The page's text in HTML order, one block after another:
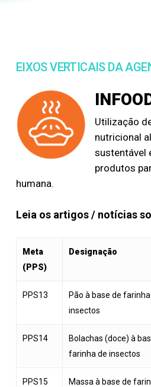
EIXOS VERTICAIS DA
Utilização
nutricional
sustentável
produtos
humana.
Leia os artigos / notícias
Meta
(PPS)
Designação
PPS13
Pão à base de
insectos
PPS14
Bolachas (doce) à
farinha de insectos
PPS15
Massa à base de